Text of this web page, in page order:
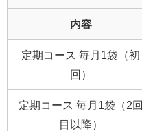
内容
定期コース 毎月1袋（初
回）
定期コース 毎月1袋（2回
目以降）